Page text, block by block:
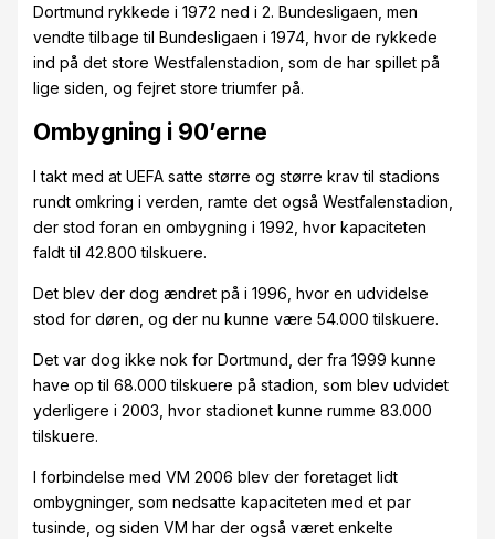
Dortmund rykkede i 1972 ned i 2. Bundesligaen, men
vendte tilbage til Bundesligaen i 1974, hvor de rykkede
ind på det store Westfalenstadion, som de har spillet på
lige siden, og fejret store triumfer på.
Ombygning i 90’erne
I takt med at UEFA satte større og større krav til stadions
rundt omkring i verden, ramte det også Westfalenstadion,
der stod foran en ombygning i 1992, hvor kapaciteten
faldt til 42.800 tilskuere.
Det blev der dog ændret på i 1996, hvor en udvidelse
stod for døren, og der nu kunne være 54.000 tilskuere.
Det var dog ikke nok for Dortmund, der fra 1999 kunne
have op til 68.000 tilskuere på stadion, som blev udvidet
yderligere i 2003, hvor stadionet kunne rumme 83.000
tilskuere.
I forbindelse med VM 2006 blev der foretaget lidt
ombygninger, som nedsatte kapaciteten med et par
tusinde, og siden VM har der også været enkelte